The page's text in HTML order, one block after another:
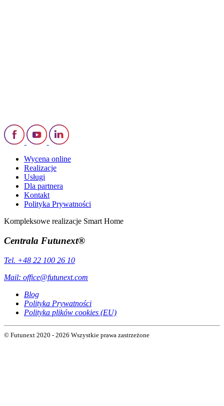
Wycena online
Realizacje
Usługi
Dla partnera
Kontakt
Polityka Prywatności
Kompleksowe realizacje Smart Home
Centrala Futunext®
Tel. +48 22 100 26 10
Mail: office@futunext.com
Blog
Polityka Prywatności
Polityka plików cookies (EU)
© Futunext 2020 - 2026 Wszystkie prawa zastrzeżone